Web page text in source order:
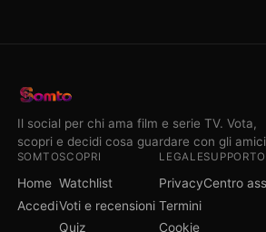
Il social per chi ama film e serie TV. Vota,
scopri e decidi cosa guardare con gli
SOMTO
Home
Accedi
SCOPRI
Watchlist
Voti e recensioni
Quiz
LEGALE
Privacy
Termini
Cookie
SUPPORTO
Centro